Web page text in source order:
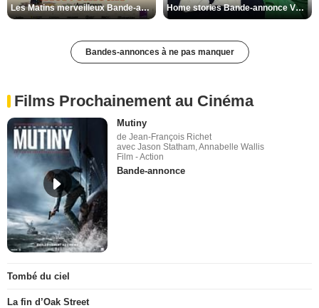
Les Matins merveilleux Bande-annonce VF Home stories Bande-annonce VO STFR
Bandes-annonces à ne pas manquer
Films Prochainement au Cinéma
Mutiny
de Jean-François Richet
avec Jason Statham, Annabelle Wallis
Film - Action
Bande-annonce
Tombé du ciel
La fin d’Oak Street